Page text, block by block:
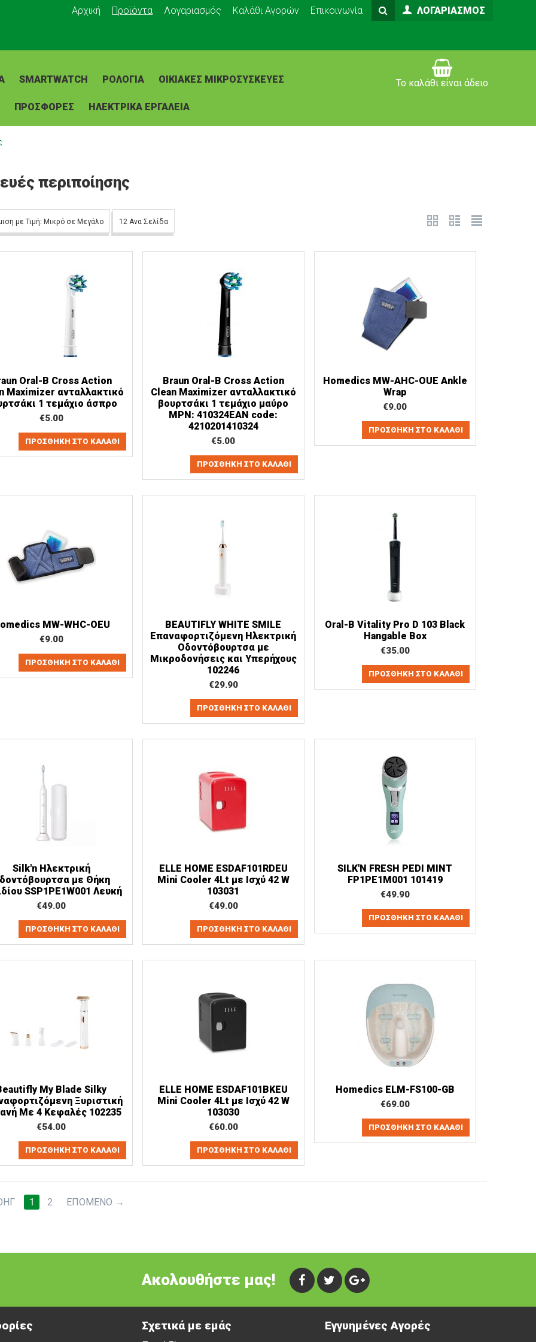
ΛΟΓΑΡΙΑΣΜΌΣ
Αρχική Προϊόντα Λογαριασμός Καλάθι Αγορών Επικοινωνία
SMARTWATCH ΡΟΛΌΓΙΑ ΟΙΚΙΑΚΈΣ ΜΙΚΡΟΣΥΣΚΕΥΈΣ
ΠΡΟΣΦΟΡΕΣ ΗΛΕΚΤΡΙΚΑ ΕΡΓΑΛΕΙΑ
Το καλάθι είναι άδειο
περιποίησης
με Τιμή: Μικρό σε Μεγάλο 12 Ανα Σελίδα
Oral-B Cross Action
Maximizer ανταλλακτικό
1 τεμάχιο άσπρο
€5.00
ΠΡΟΣΘΉΚΗ ΣΤΟ ΚΑΛΆΘΙ
Braun Oral-B Cross Action
Clean Maximizer ανταλλακτικό
βουρτσάκι 1 τεμάχιο μαύρο
MPN: 410324EAN code:
4210201410324
€5.00
ΠΡΟΣΘΉΚΗ ΣΤΟ ΚΑΛΆΘΙ
Homedics MW-AHC-OUE Ankle
Wrap
€9.00
ΠΡΟΣΘΉΚΗ ΣΤΟ ΚΑΛΆΘΙ
MW-WHC-OEU
€9.00
ΠΡΟΣΘΉΚΗ ΣΤΟ ΚΑΛΆΘΙ
BEAUTIFLY WHITE SMILE
Επαναφορτιζόμενη Ηλεκτρική
Οδοντόβουρτσα με
Μικροδονήσεις και Υπερήχους
102246
€29.90
ΠΡΟΣΘΉΚΗ ΣΤΟ ΚΑΛΆΘΙ
Oral-B Vitality Pro D 103 Black
Hangable Box
€35.00
ΠΡΟΣΘΉΚΗ ΣΤΟ ΚΑΛΆΘΙ
Silk'n Ηλεκτρική
με Θήκη
SSP1PE1W001 Λευκή
€49.00
ΠΡΟΣΘΉΚΗ ΣΤΟ ΚΑΛΆΘΙ
ELLE HOME ESDAF101RDEU
Mini Cooler 4Lt με Ισχύ 42 W
103031
€49.00
ΠΡΟΣΘΉΚΗ ΣΤΟ ΚΑΛΆΘΙ
SILK'N FRESH PEDI MINT
FP1PE1M001 101419
€49.90
ΠΡΟΣΘΉΚΗ ΣΤΟ ΚΑΛΆΘΙ
My Blade Silky
Ξυριστική
Με 4 Κεφαλές 102235
€54.00
ΠΡΟΣΘΉΚΗ ΣΤΟ ΚΑΛΆΘΙ
ELLE HOME ESDAF101BKEU
Mini Cooler 4Lt με Ισχύ 42 W
103030
€60.00
ΠΡΟΣΘΉΚΗ ΣΤΟ ΚΑΛΆΘΙ
Homedics ELM-FS100-GB
€69.00
ΠΡΟΣΘΉΚΗ ΣΤΟ ΚΑΛΆΘΙ
1 2 ΕΠΌΜΕΝΟ
Ακολουθήστε μας!
Σχετικά με εμάς Εγγυημένες Αγορές